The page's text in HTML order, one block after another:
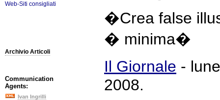
Web-Siti consigliati
Archivio Articoli
Communication
Agents:
Ivan Ingrilli
�Crea false
� minima�
Il Giornale -
2008.